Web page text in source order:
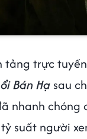
tảng trực
Bán Hạ sau
nhanh chóng
suất người